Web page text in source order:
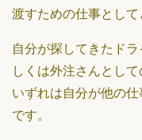
渡すための仕事として
自分が探してきたド
しくは外注さんとし
いずれは自分が他の
です。